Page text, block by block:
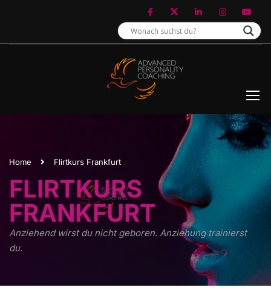
Home Flirtkurs Frankfurt
FLIRTKURS
FRANKFURT
Anziehend wirst du nicht geboren. Anziehung trainierst
du.